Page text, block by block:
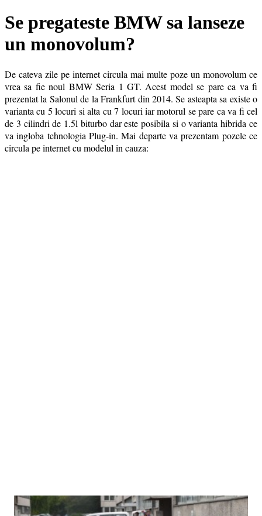
Se pregateste BMW sa lanseze
un monovolum?
De cateva zile pe internet circula mai multe poze un monovolum ce
vrea sa fie noul BMW Seria 1 GT. Acest model se pare ca va fi
prezentat la Salonul de la Frankfurt din 2014. Se asteapta sa existe o
varianta cu 5 locuri si alta cu 7 locuri iar motorul se pare ca va fi cel
de 3 cilindri de 1.5l biturbo dar este posibila si o varianta hibrida ce
va ingloba tehnologia Plug-in. Mai departe va prezentam pozele ce
circula pe internet cu modelul in cauza: